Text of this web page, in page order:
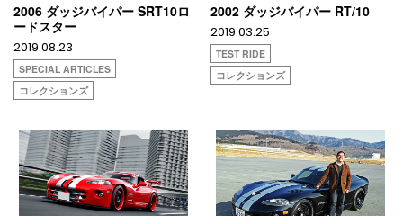
2006 ダッジバイパー SRT10ロ
ードスター
2019.08.23
SPECIAL ARTICLES
コレクションズ
2002 ダッジバイパー RT/10
2019.03.25
TEST RIDE
コレクションズ